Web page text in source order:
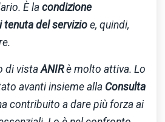
È la condizione
tenuta del servizio e, quindi,
di vistaANIRè molto attiva. Lo
avanti insieme alla Consulta
contribuito a dare più forza ai